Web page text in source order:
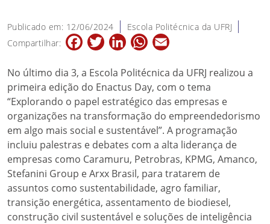
Publicado em: 12/06/2024
Escola Politécnica da UFRJ
Compartilhar:
FacebookTwitterLinkedInWhatsApp
No último dia 3, a Escola Politécnica da UFRJ realizou a
primeira edição do Enactus Day, com o tema
“Explorando o papel estratégico das empresas e
organizações na transformação do empreendedorismo
em algo mais social e sustentável”. A programação
incluiu palestras e debates com a alta liderança de
empresas como Caramuru, Petrobras, KPMG, Amanco,
Stefanini Group e Arxx Brasil, para tratarem de
assuntos como sustentabilidade, agro familiar,
transição energética, assentamento de biodiesel,
construção civil sustentável e soluções de inteligência